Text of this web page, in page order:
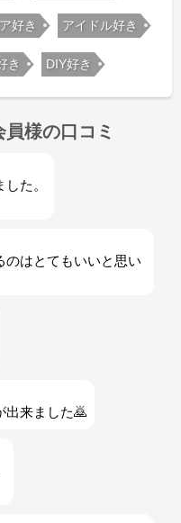
好き アイドル好き
き DIY好き
様の口コミ
た。
のはとてもいいと思い
出来ました🙇